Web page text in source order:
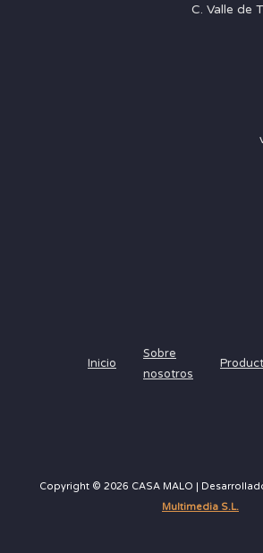
C. Valle de
Inicio
Sobre
nosotros
Copyright © 2026 CASA MALO |
Multimedia S.L.